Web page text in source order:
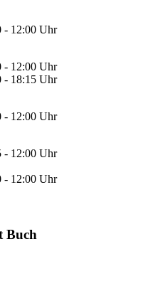
- 12:00 Uhr
- 12:00 Uhr
- 18:15 Uhr
- 12:00 Uhr
- 12:00 Uhr
- 12:00 Uhr
Buch